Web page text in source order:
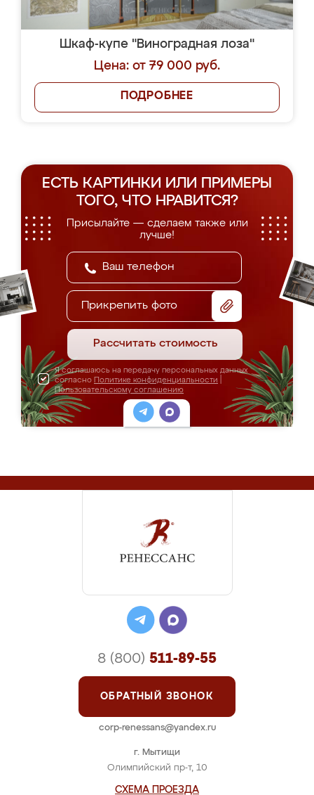
Шкаф-купе "Виноградная лоза"
Цена: от 79 000 руб.
ПОДРОБНЕЕ
ЕСТЬ КАРТИНКИ ИЛИ ПРИМЕРЫ
ТОГО, ЧТО НРАВИТСЯ?
Присылайте — сделаем также или
лучше!
Прикрепить фото
Рассчитать стоимость
Я соглашаюсь на передачу персональных данных
согласно Политике конфиденциальности
Пользовательскому соглашению
г. Мытищи
Олимпийский пр-т, 10
СХЕМА ПРОЕЗДА
8 (800) 511-89-55
ОБРАТНЫЙ ЗВОНОК
corp-renessans@yandex.ru